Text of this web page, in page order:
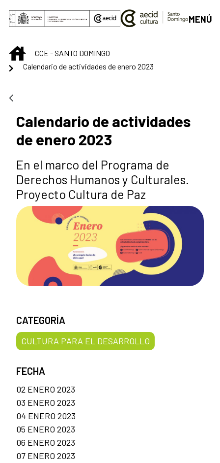
Saltar al contenido principal
MENÚ
INICIOCCE - SANTO DOMINGO
Calendario de actividades de enero 2023
Calendario de actividades
de enero 2023
En el marco del Programa de
Derechos Humanos y Culturales.
Proyecto Cultura de Paz
CATEGORÍA
CULTURA PARA EL DESARROLLO
FECHA
02 ENERO 2023
03 ENERO 2023
04 ENERO 2023
05 ENERO 2023
06 ENERO 2023
07 ENERO 2023